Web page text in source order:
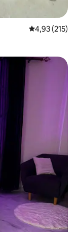
Średnia
4,93 (215)